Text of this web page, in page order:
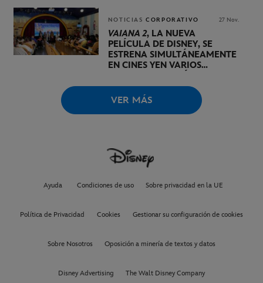
cuatro hospitales
NOTICIAS CORPORATIVO 27 Nov.
VAIANA 2, LA NUEVA
PELÍCULA DE DISNEY, SE
ESTRENA SIMULTÁNEAMENTE
EN CINES YEN VARIOS
ESTE 29 DE NOVIEMBRE
VER MÁS
Ayuda Condiciones de uso Sobre privacidad en la UE
Política de Privacidad Cookies Gestionar su configuración de cookies
Sobre Nosotros Oposición a minería de textos y datos
Disney Advertising The Walt Disney Company